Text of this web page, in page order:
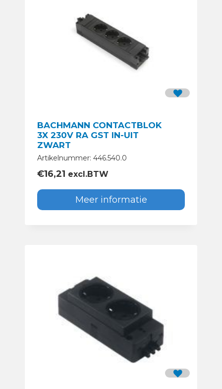
BACHMANN CONTACTBLOK
3X 230V RA GST IN-UIT
ZWART
Artikelnummer: 446.540.0
€16,21 excl.BTW
Meer informatie